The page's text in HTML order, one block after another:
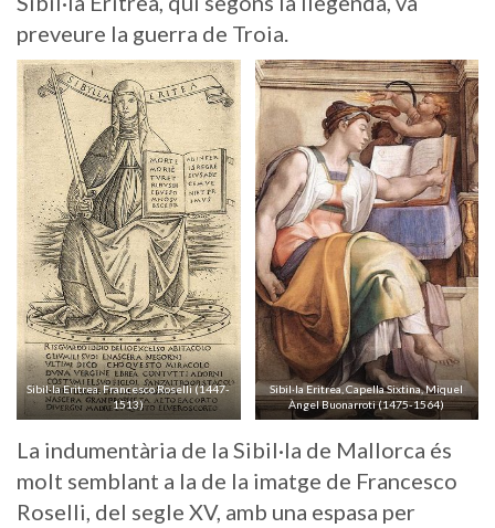
preveure la guerra de Troia.
Sibil·la Eritrea, Francesco Roselli (1447-
1513)
Sibil·la Eritrea, Capella Sixtina, Miquel
Àngel Buonarroti (1475-1564)
La indumentària de la Sibil·la de Mallorca és
molt semblant a la de la imatge de Francesco
Roselli, del segle XV, amb una espasa per